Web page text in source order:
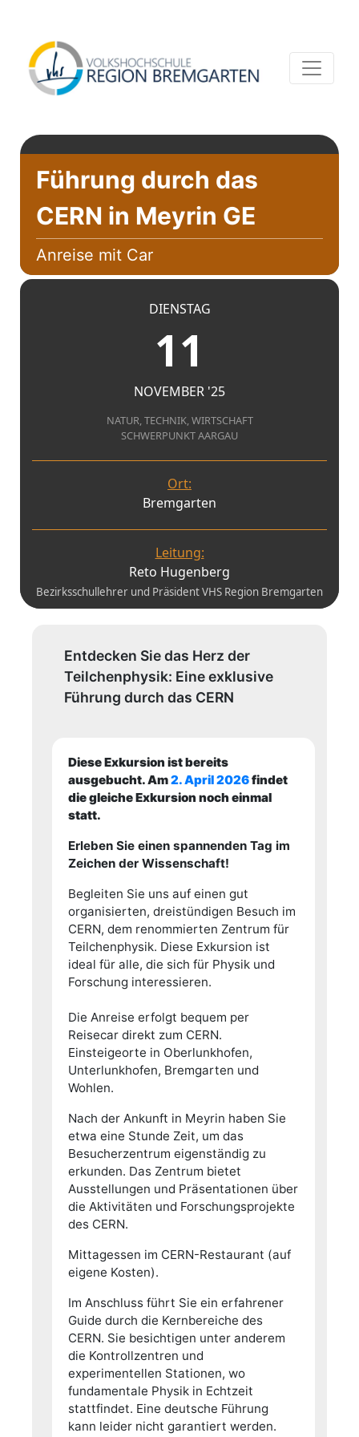
Führung durch das
CERN in Meyrin GE
Anreise mit Car
DIENSTAG
11
NOVEMBER '25
NATUR, TECHNIK, WIRTSCHAFT
SCHWERPUNKT AARGAU
Ort:
Bremgarten
Leitung:
Reto Hugenberg
Bezirksschullehrer und Präsident VHS Region Bremgarten
Entdecken Sie das Herz der
Teilchenphysik: Eine exklusive
Führung durch das CERN
Diese Exkursion ist bereits
ausgebucht. Am2. April 2026findet
die gleiche Exkursion noch einmal
statt.
Erleben Sie einen spannenden Tag im
Zeichen der Wissenschaft!
Begleiten Sie uns auf einen gut
organisierten, dreistündigen Besuch im
CERN, dem renommierten Zentrum für
Teilchenphysik. Diese Exkursion ist
ideal für alle, die sich für Physik und
Forschung interessieren.
Die Anreise erfolgt bequem per
Reisecar direkt zum CERN.
Einsteigeorte in Oberlunkhofen,
Unterlunkhofen, Bremgarten und
Wohlen.
Nach der Ankunft in Meyrin haben Sie
etwa eine Stunde Zeit, um das
Besucherzentrum eigenständig zu
erkunden. Das Zentrum bietet
Ausstellungen und Präsentationen über
die Aktivitäten und Forschungsprojekte
des CERN.
Mittagessen im CERN-Restaurant (auf
eigene Kosten).
Im Anschluss führt Sie ein erfahrener
Guide durch die Kernbereiche des
CERN. Sie besichtigen unter anderem
die Kontrollzentren und
experimentellen Stationen, wo
fundamentale Physik in Echtzeit
stattfindet. Eine deutsche Führung
kann leider nicht garantiert werden.